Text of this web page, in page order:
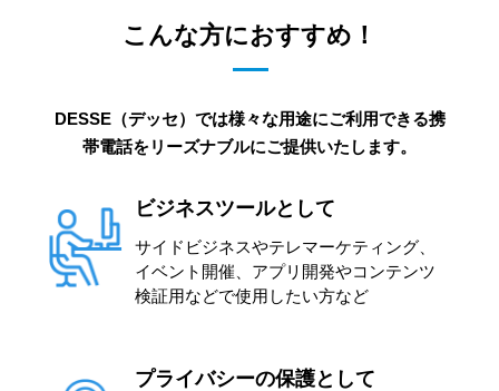
こんな方におすすめ！
DESSE（デッセ）では様々な用途にご利用できる携
帯電話をリーズナブルにご提供いたします。
ビジネスツールとして
サイドビジネスやテレマーケティング、
イベント開催、アプリ開発やコンテンツ
検証用などで使用したい方など
プライバシーの保護として